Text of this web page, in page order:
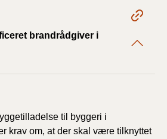
brandrådgiver i
til byggeri i
krav om, at der skal være tilknyttet